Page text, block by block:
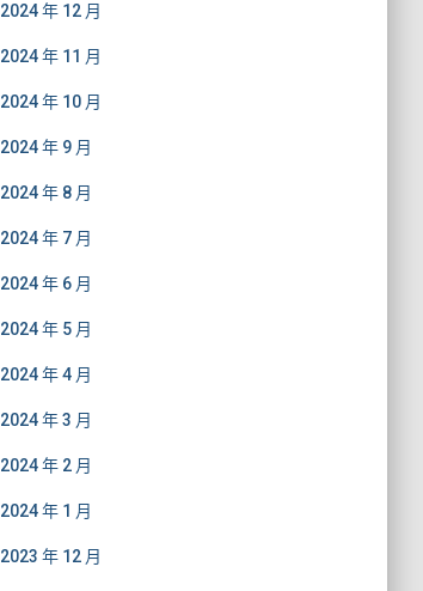
2024 年 12 月
2024 年 11 月
2024 年 10 月
2024 年 9 月
2024 年 8 月
2024 年 7 月
2024 年 6 月
2024 年 5 月
2024 年 4 月
2024 年 3 月
2024 年 2 月
2024 年 1 月
2023 年 12 月